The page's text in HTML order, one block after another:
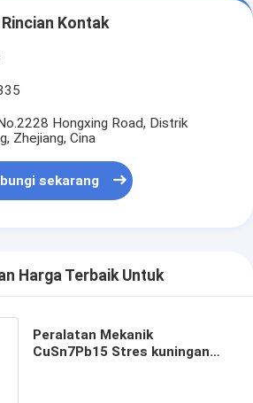
Rincian Kontak
Hongxing Road, Distrik
Zhejiang, Cina
sekarang
Harga Terbaik Untuk
Peralatan Mekanik
CuSn7Pb15 Stres kuningan